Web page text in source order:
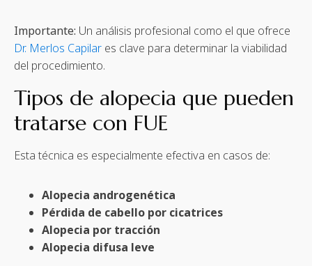
Importante: Un análisis profesional como el que ofrece
Dr. Merlos Capilar es clave para determinar la viabilidad
del procedimiento.
Tipos de alopecia que pueden
tratarse con FUE
Esta técnica es especialmente efectiva en casos de:
Alopecia androgenética
Pérdida de cabello por cicatrices
Alopecia por tracción
Alopecia difusa leve